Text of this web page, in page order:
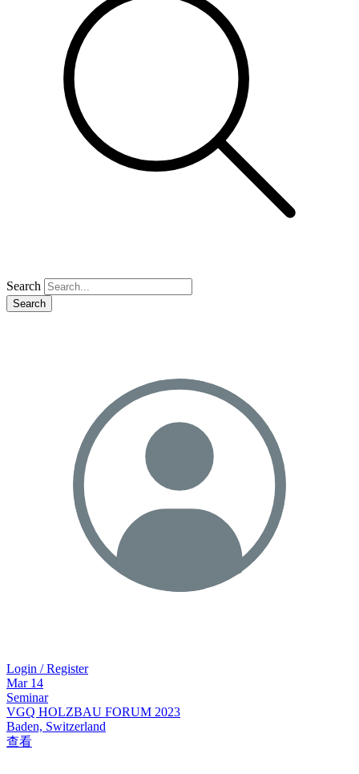
Search
Search
Login / Register
Mar 14
Seminar
VGQ HOLZBAU FORUM 2023
Baden, Switzerland
查看